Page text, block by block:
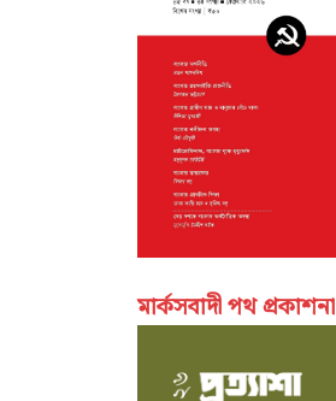
মার্কসবাদী পথ প্রকাশনা